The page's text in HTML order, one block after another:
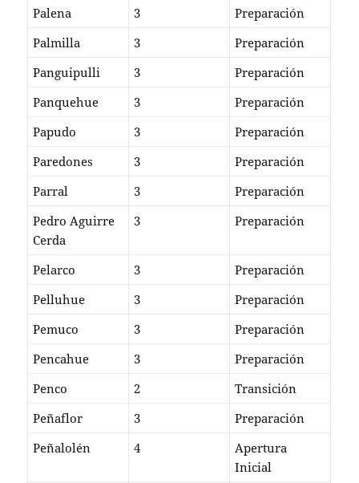
Palena 3
Preparación
Palmilla
3
Preparación
Panguipulli
3
Preparación
Panquehue
3
Preparación
Papudo
3
Preparación
Paredones
3
Preparación
Parral
3
Preparación
Pedro Aguirre
Cerda
3 Preparación
Pelarco 3
Preparación
Pelluhue
3
Preparación
Pemuco
3
Preparación
Pencahue
3
Preparación
Penco
2
Transición
Peñaflor
3
Preparación
Peñalolén
4
Apertura
Inicial